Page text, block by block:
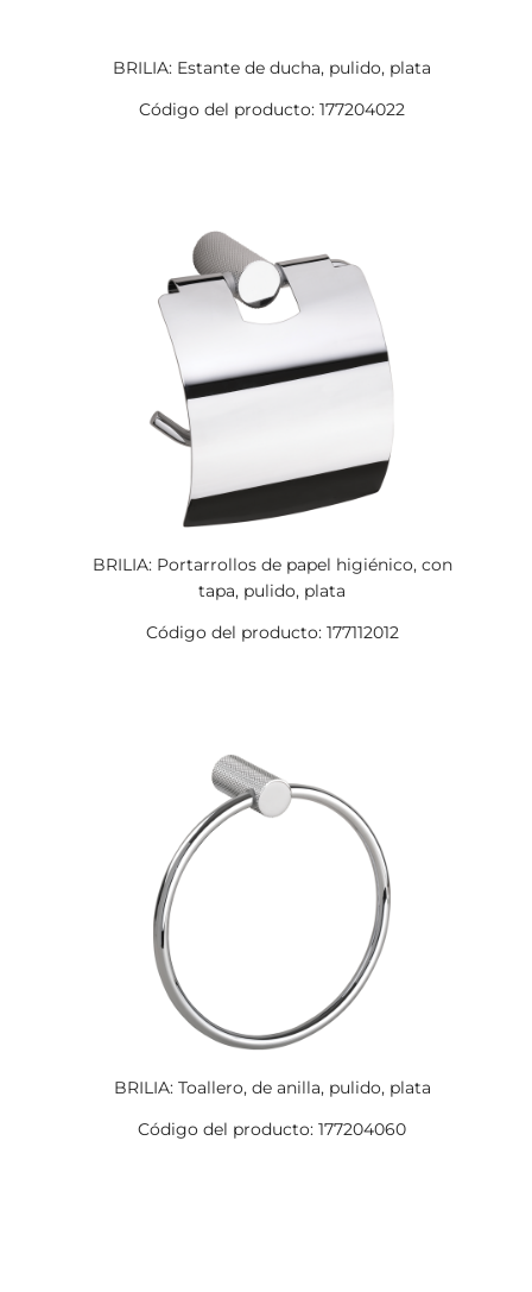
BRILIA: Estante de ducha, pulido, plata
Código del producto: 177204022
BRILIA: Portarrollos de papel higiénico, con
tapa, pulido, plata
Código del producto: 177112012
BRILIA: Toallero, de anilla, pulido, plata
Código del producto: 177204060